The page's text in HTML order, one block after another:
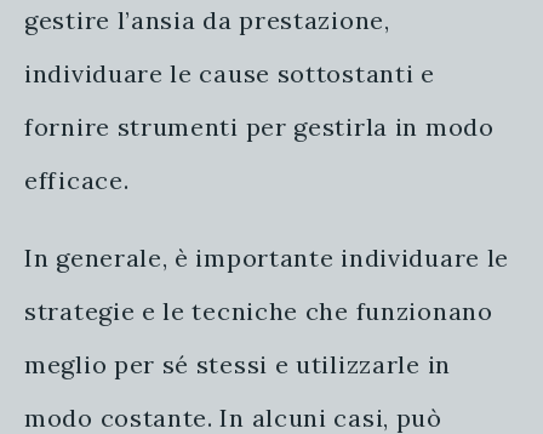
gestire l’ansia da prestazione,
individuare le cause sottostanti e
fornire strumenti per gestirla in modo
efficace.
In generale, è importante individuare le
strategie e le tecniche che funzionano
meglio per sé stessi e utilizzarle in
modo costante. In alcuni casi, può